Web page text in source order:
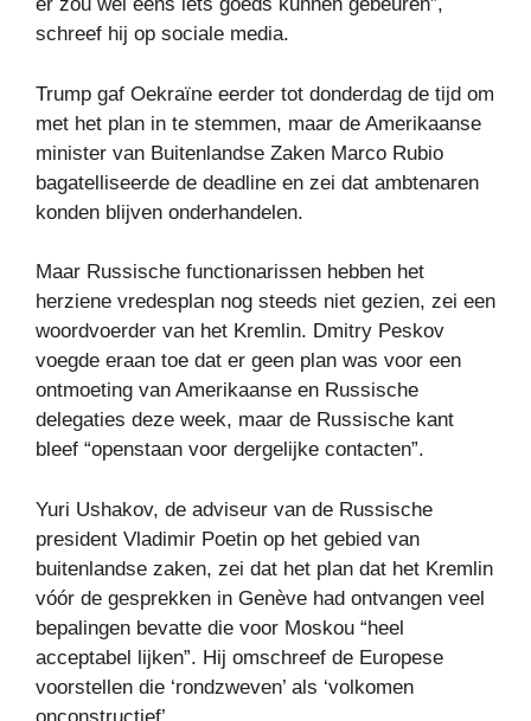
schreef hij op sociale media.
Trump gaf Oekraïne eerder tot donderdag de tijd om
met het plan in te stemmen, maar de Amerikaanse
minister van Buitenlandse Zaken Marco Rubio
bagatelliseerde de deadline en zei dat ambtenaren
konden blijven onderhandelen.
Maar Russische functionarissen hebben het
herziene vredesplan nog steeds niet gezien, zei een
woordvoerder van het Kremlin. Dmitry Peskov
voegde eraan toe dat er geen plan was voor een
ontmoeting van Amerikaanse en Russische
delegaties deze week, maar de Russische kant
bleef “openstaan ​​voor dergelijke contacten”.
Yuri Ushakov, de adviseur van de Russische
president Vladimir Poetin op het gebied van
buitenlandse zaken, zei dat het plan dat het Kremlin
vóór de gesprekken in Genève had ontvangen veel
bepalingen bevatte die voor Moskou “heel
acceptabel lijken”. Hij omschreef de Europese
voorstellen die ‘rondzweven’ als ‘volkomen
onconstructief’.